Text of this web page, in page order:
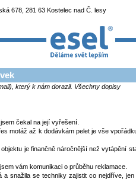
678, 281 63 Kostelec nad Č. lesy
který k nám dorazil. Všechny dopisy
čekal na její vyřešení.
motáž až k dodávkám pelet je vše
je finančně náročnější než vytápění
vám komunikaci o průběhu reklamace.
snažila se techniky zajistit co nejdříve, jen